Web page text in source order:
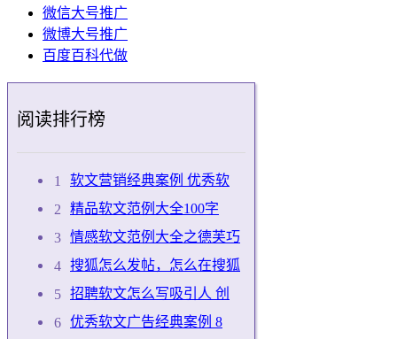
微信大号推广
微博大号推广
百度百科代做
阅读排行榜
软文营销经典案例 优秀软
精品软文范例大全100字
情感软文范例大全之德芙巧
搜狐怎么发帖，怎么在搜狐
招聘软文怎么写吸引人 创
优秀软文广告经典案例 8